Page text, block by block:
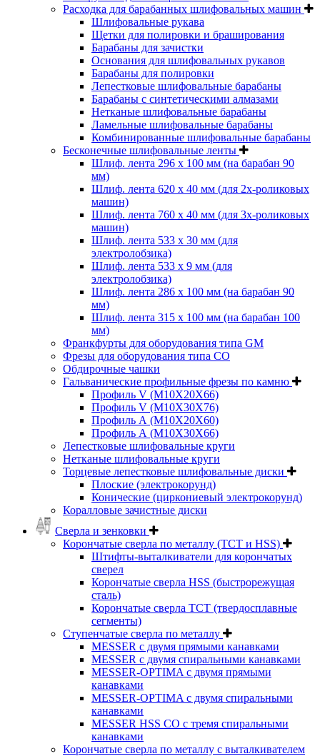
Расходка для барабанных шлифовальных машин
Шлифовальные рукава
Щетки для полировки и браширования
Барабаны для зачистки
Основания для шлифовальных рукавов
Барабаны для полировки
Лепестковые шлифовальные барабаны
Барабаны с синтетическими алмазами
Нетканые шлифовальные барабаны
Ламельные шлифовальные барабаны
Комбинированные шлифовальные барабаны
Бесконечные шлифовальные ленты
Шлиф. лента 296 х 100 мм (на барабан 90
мм)
Шлиф. лента 620 х 40 мм (для 2х-роликовых
машин)
Шлиф. лента 760 х 40 мм (для 3х-роликовых
машин)
Шлиф. лента 533 х 30 мм (для
электролобзика)
Шлиф. лента 533 х 9 мм (для
электролобзика)
Шлиф. лента 286 х 100 мм (на барабан 90
мм)
Шлиф. лента 315 х 100 мм (на барабан 100
мм)
Франкфурты для оборудования типа GM
Фрезы для оборудования типа СО
Обдирочные чашки
Гальванические профильные фрезы по камню
Профиль V (M10X20X66)
Профиль V (M10X30X76)
Профиль А (М10Х20Х60)
Профиль А (М10Х30Х66)
Лепестковые шлифовальные круги
Нетканые шлифовальные круги
Торцевые лепестковые шлифовальные диски
Плоские (электрокорунд)
Конические (циркониевый электрокорунд)
Коралловые зачистные диски
Сверла и зенковки
Корончатые сверла по металлу (TCT и HSS)
Штифты-выталкиватели для корончатых
сверел
Корончатые сверла HSS (быстрорежущая
сталь)
Корончатые сверла TCT (твердосплавные
сегменты)
Ступенчатые сверла по металлу
MESSER с двумя прямыми канавками
MESSER с двумя спиральными канавками
MESSER-OPTIMA с двумя прямыми
канавками
MESSER-OPTIMA с двумя спиральными
канавками
MESSER HSS CО с тремя спиральными
канавками
Корончатые сверла по металлу c выталкивателем